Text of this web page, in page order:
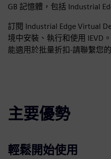
GB 記憶體，包括 Industrial
訂閱 Industrial Edge Virtual
境中安裝、執行和使用 IEVD
能適用於批量折扣-請聯繫您
主要優勢
輕鬆開始使用